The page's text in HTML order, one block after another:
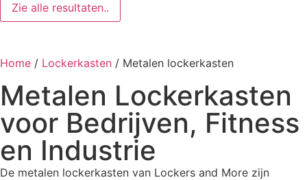
Zie alle resultaten..
Home / Lockerkasten / Metalen lockerkasten
Metalen Lockerkasten
voor Bedrijven, Fitness
en Industrie
De metalen lockerkasten van Lockers and More zijn